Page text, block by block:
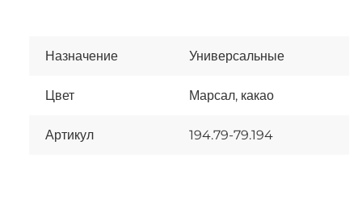
Назначение Универсальные
Цвет Марсал, какао
Артикул 194.79-79.194